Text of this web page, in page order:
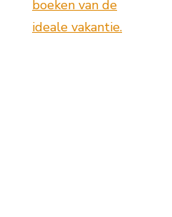
boeken van de
ideale vakantie.